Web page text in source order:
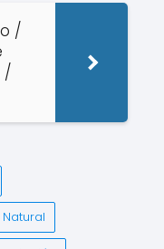
/
/